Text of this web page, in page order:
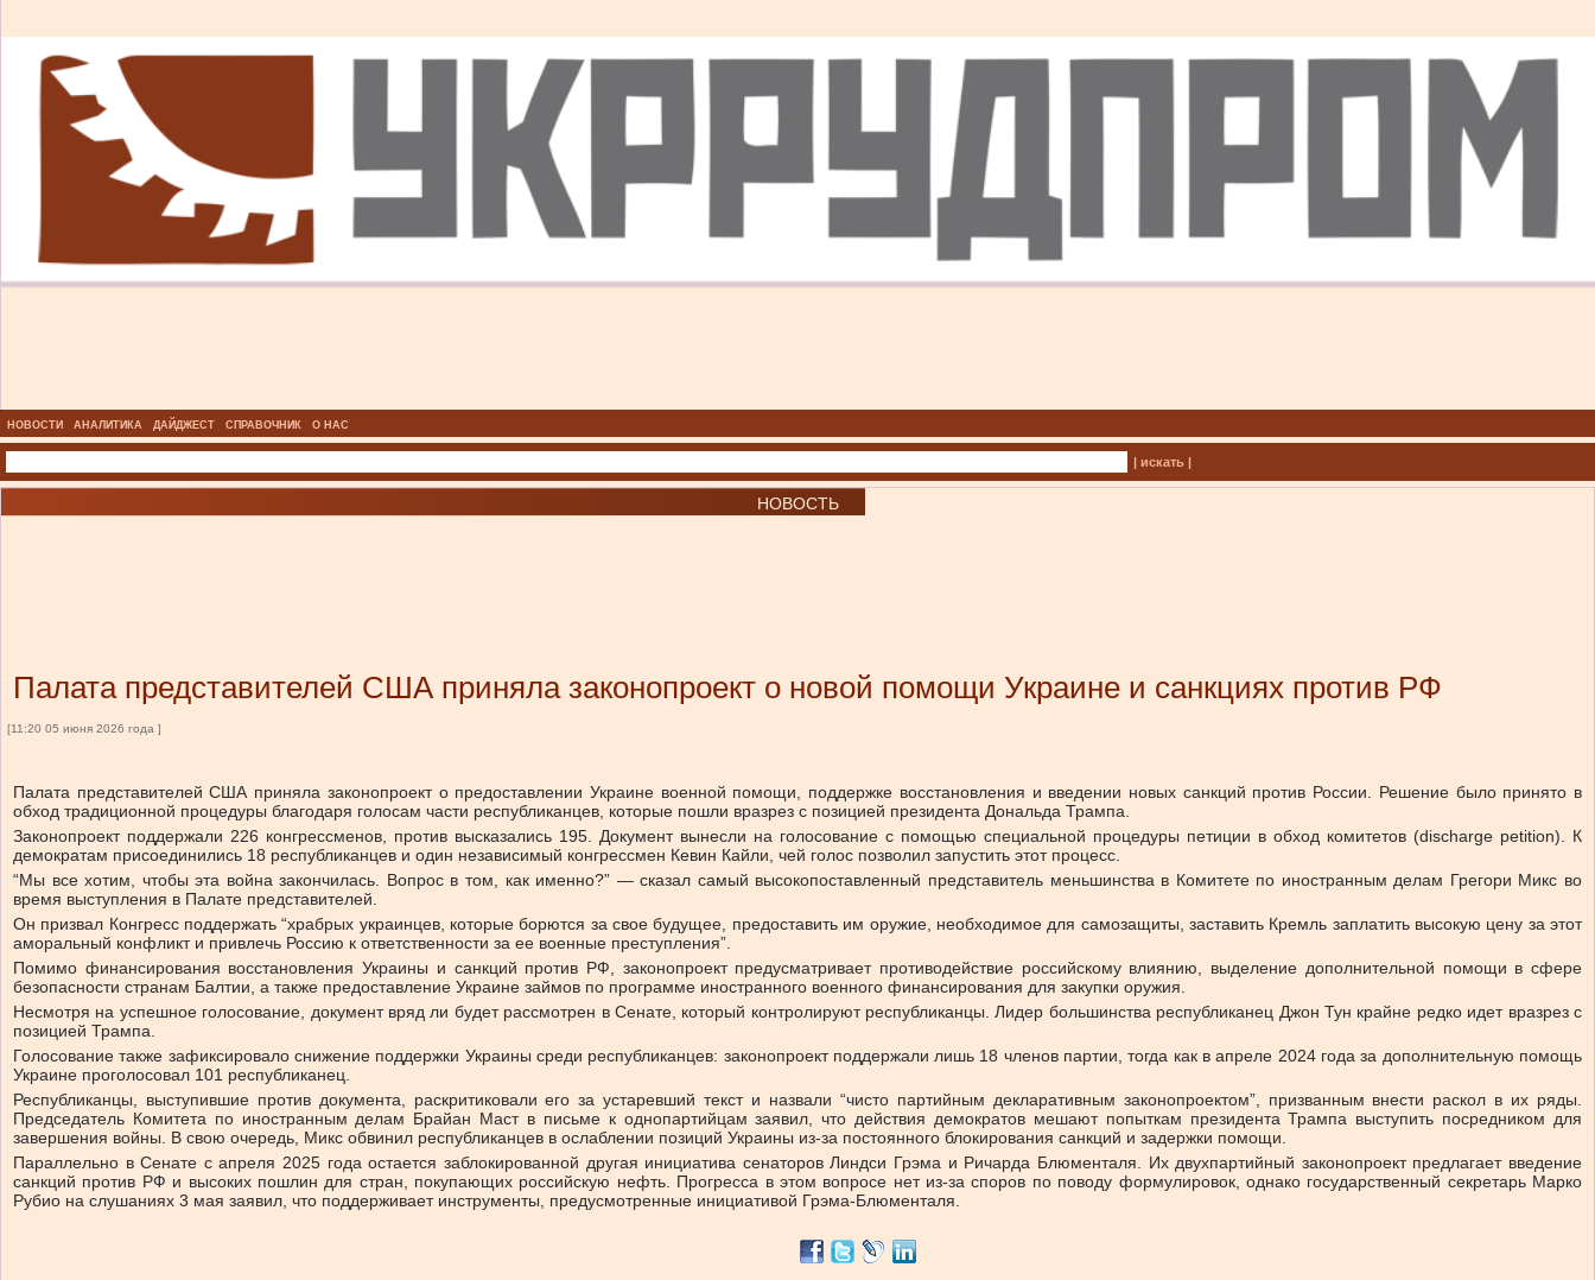
НОВОСТИ АНАЛИТИКА ДАЙДЖЕСТ СПРАВОЧНИК О НАС
| искать |
НОВОСТЬ
Палата представителей США приняла законопроект о новой помощи Украине и санкциях против РФ
[11:20 05 июня 2026 года ]
Палата представителей США приняла законопроект о предоставлении Украине военной помощи, поддержке восстановления и введении новых санкций против России. Решение было принято в
обход традиционной процедуры благодаря голосам части республиканцев, которые пошли вразрез с позицией президента Дональда Трампа.
Законопроект поддержали 226 конгрессменов, против высказались 195. Документ вынесли на голосование с помощью специальной процедуры петиции в обход комитетов (discharge petition). К
демократам присоединились 18 республиканцев и один независимый конгрессмен Кевин Кайли, чей голос позволил запустить этот процесс.
“Мы все хотим, чтобы эта война закончилась. Вопрос в том, как именно?” — сказал самый высокопоставленный представитель меньшинства в Комитете по иностранным делам Грегори Микс во
время выступления в Палате представителей.
Он призвал Конгресс поддержать “храбрых украинцев, которые борются за свое будущее, предоставить им оружие, необходимое для самозащиты, заставить Кремль заплатить высокую цену за этот
аморальный конфликт и привлечь Россию к ответственности за ее военные преступления”.
Помимо финансирования восстановления Украины и санкций против РФ, законопроект предусматривает противодействие российскому влиянию, выделение дополнительной помощи в сфере
безопасности странам Балтии, а также предоставление Украине займов по программе иностранного военного финансирования для закупки оружия.
Несмотря на успешное голосование, документ вряд ли будет рассмотрен в Сенате, который контролируют республиканцы. Лидер большинства республиканец Джон Тун крайне редко идет вразрез с
позицией Трампа.
Голосование также зафиксировало снижение поддержки Украины среди республиканцев: законопроект поддержали лишь 18 членов партии, тогда как в апреле 2024 года за дополнительную помощь
Украине проголосовал 101 республиканец.
Республиканцы, выступившие против документа, раскритиковали его за устаревший текст и назвали “чисто партийным декларативным законопроектом”, призванным внести раскол в их ряды.
Председатель Комитета по иностранным делам Брайан Маст в письме к однопартийцам заявил, что действия демократов мешают попыткам президента Трампа выступить посредником для
завершения войны. В свою очередь, Микс обвинил республиканцев в ослаблении позиций Украины из-за постоянного блокирования санкций и задержки помощи.
Параллельно в Сенате с апреля 2025 года остается заблокированной другая инициатива сенаторов Линдси Грэма и Ричарда Блюменталя. Их двухпартийный законопроект предлагает введение
санкций против РФ и высоких пошлин для стран, покупающих российскую нефть. Прогресса в этом вопросе нет из-за споров по поводу формулировок, однако государственный секретарь Марко
Рубио на слушаниях 3 мая заявил, что поддерживает инструменты, предусмотренные инициативой Грэма-Блюменталя.